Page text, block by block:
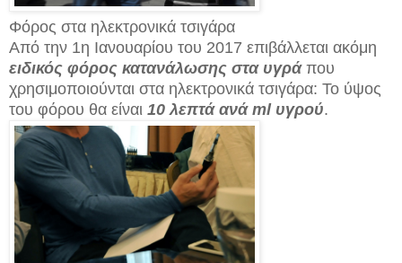
Φόρος στα ηλεκτρονικά τσιγάρα
Από την 1η Ιανουαρίου του 2017 επιβάλλεται ακόμη
ειδικός φόρος κατανάλωσης στα υγράπου
χρησιμοποιούνται στα ηλεκτρονικά τσιγάρα: Το ύψος
του φόρου θα είναι 10 λεπτά ανά ml υγρού.